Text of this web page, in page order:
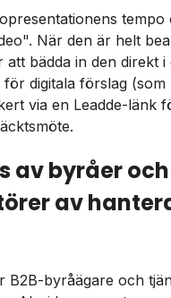
När den är helt
bädda in den direkt i
digitala förslag (som
via en Leadde-länk
av byråer och
av
B2B-byråägare och